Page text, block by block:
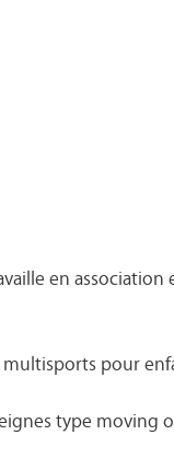
en
pour
type